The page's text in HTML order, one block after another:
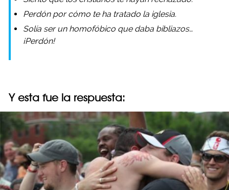
Perdón por cómo te ha tratado la iglesia.
Solía ser un homofóbico que daba bibliazos…
¡Perdón!
Y esta fue la respuesta: